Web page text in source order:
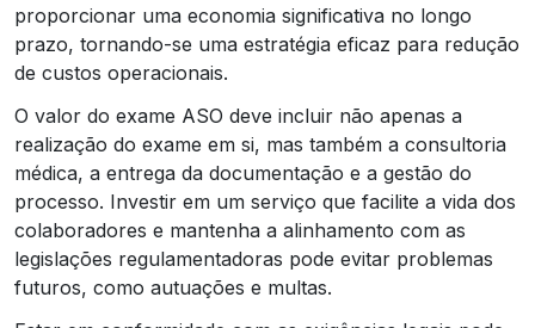
proporcionar uma economia significativa no longo
prazo, tornando-se uma estratégia eficaz para redução
de custos operacionais.
O valor do exame ASO deve incluir não apenas a
realização do exame em si, mas também a consultoria
médica, a entrega da documentação e a gestão do
processo. Investir em um serviço que facilite a vida dos
colaboradores e mantenha a alinhamento com as
legislações regulamentadoras pode evitar problemas
futuros, como autuações e multas.